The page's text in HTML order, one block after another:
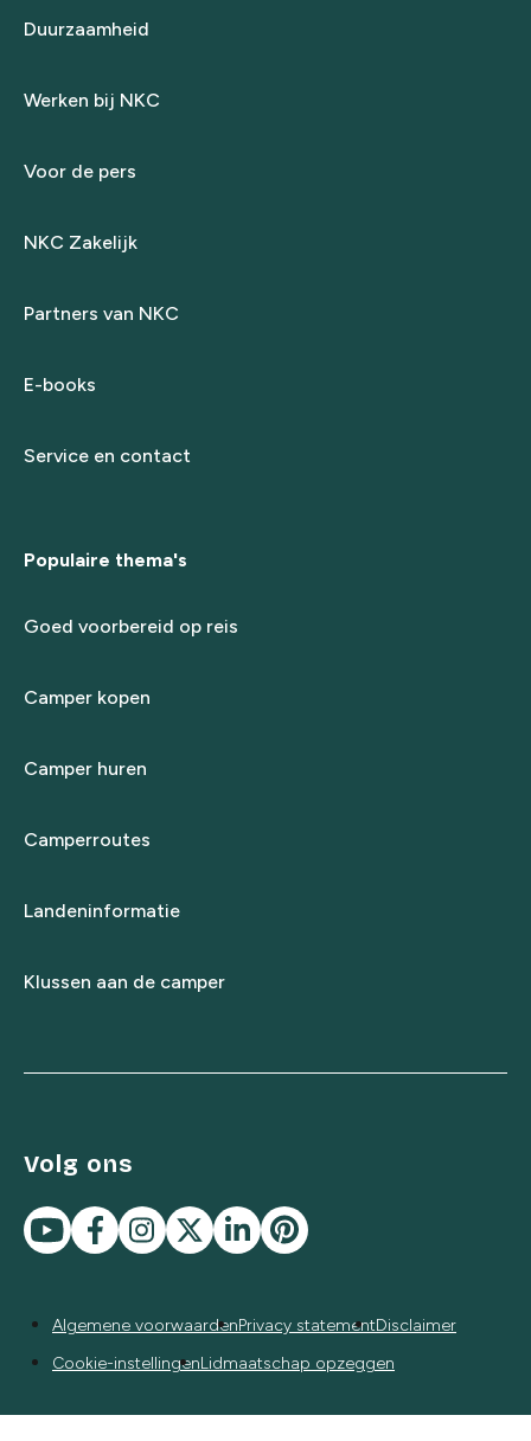
Duurzaamheid
Werken bij NKC
Voor de pers
NKC Zakelijk
Partners van NKC
E-books
Service en contact
Populaire thema's
Goed voorbereid op reis
Camper kopen
Camper huren
Camperroutes
Landeninformatie
Klussen aan de camper
Volg ons
Algemene voorwaardenPrivacy statementDisclaimer
Cookie-instellingenLidmaatschap opzeggen